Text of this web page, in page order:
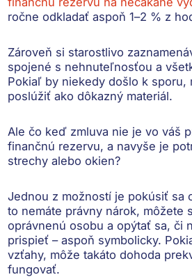
ročneodkladať aspoň 1–2 % z
Zároveň si starostlivo
spojené s nehnuteľnosťou a
Pokiaľ by niekedy došlo k sporu,
poslúžiť ako dôkazný materiál.
Ale čo keď zmluva nie je vo váš
finančnú rezervu, a navyše je
strechy alebo okien?
Jednou z možností je pokúsiť sa
to nemáte právny nárok, môžete
oprávnenú osobu a opýtať sa, či
prispieť – aspoň symbolicky.
vzťahy, môže takáto dohoda
fungovať.